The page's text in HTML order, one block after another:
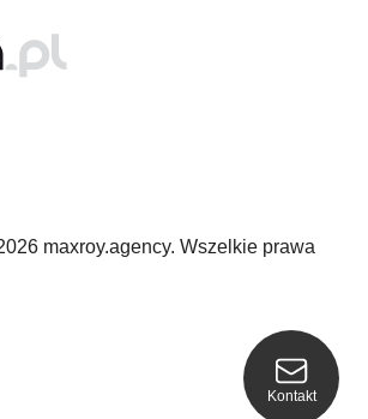
maxroy.agency. Wszelkie prawa
Kontakt